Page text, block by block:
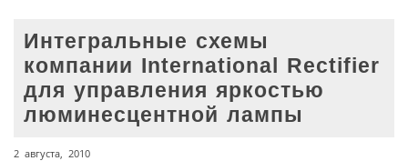
Интегральные схемы
компании International Rectifier
для управления яркостью
люминесцентной лампы
2 августа, 2010